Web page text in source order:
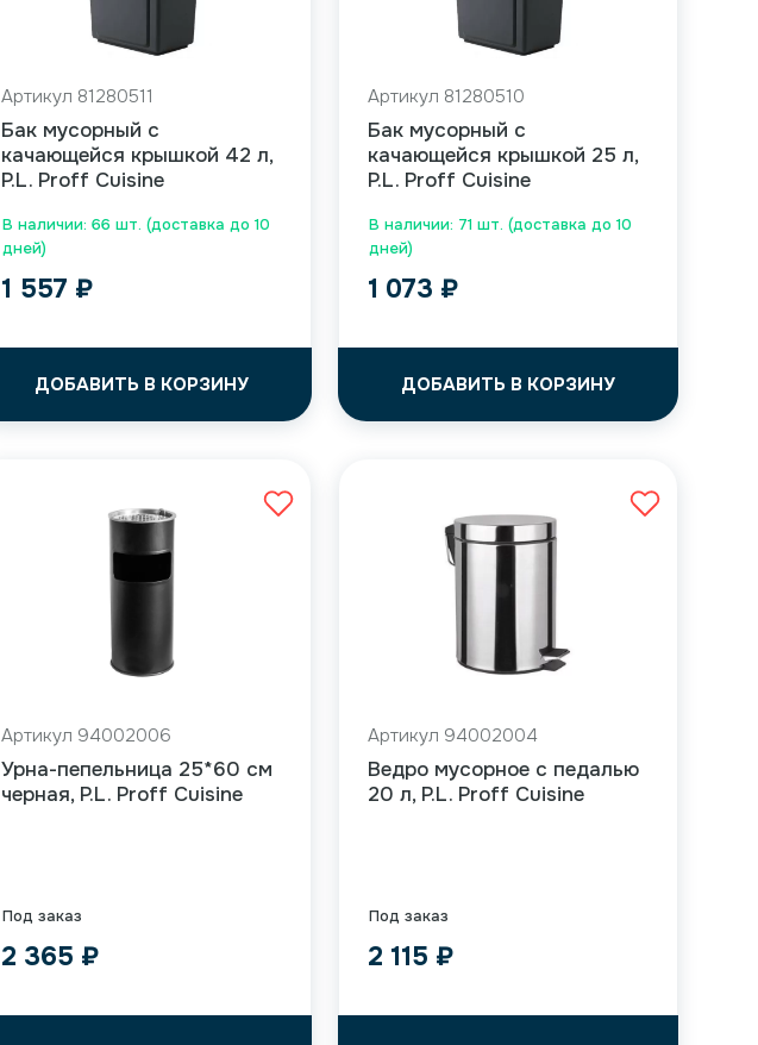
В наличии: 66 шт. (доставка до 10
дней)
Артикул 81280511
Бак мусорный с
качающейся крышкой 42 л,
P.L. Proff Cuisine
1 557 ₽
ДОБАВИТЬ В КОРЗИНУ
В наличии: 71 шт. (доставка до 10
дней)
Артикул 81280510
Бак мусорный с
качающейся крышкой 25 л,
P.L. Proff Cuisine
1 073 ₽
ДОБАВИТЬ В КОРЗИНУ
Под заказ
Артикул 94002006
Урна-пепельница 25*60 см
черная, P.L. Proff Cuisine
2 365 ₽
Под заказ
Артикул 94002004
Ведро мусорное с педалью
20 л, P.L. Proff Cuisine
2 115 ₽